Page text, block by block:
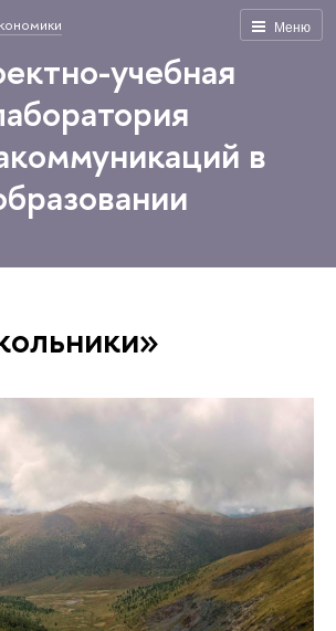
Меню
учебная
в